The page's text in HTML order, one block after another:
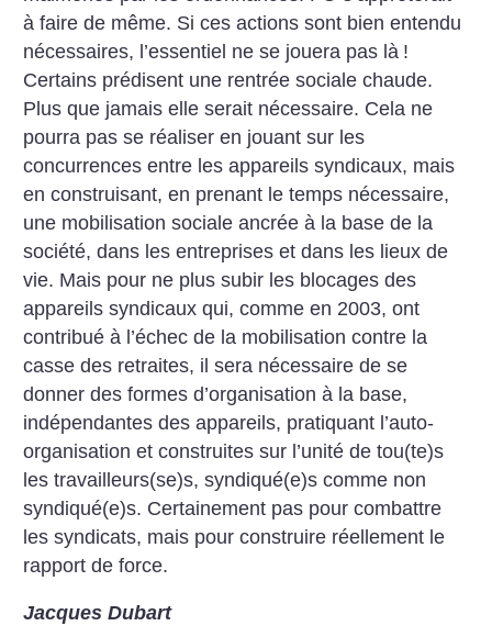
à faire de même. Si ces actions sont bien entendu
nécessaires, l’essentiel ne se jouera pas là !
Certains prédisent une rentrée sociale chaude.
Plus que jamais elle serait nécessaire. Cela ne
pourra pas se réaliser en jouant sur les
concurrences entre les appareils syndicaux, mais
en construisant, en prenant le temps nécessaire,
une mobilisation sociale ancrée à la base de la
société, dans les entreprises et dans les lieux de
vie. Mais pour ne plus subir les blocages des
appareils syndicaux qui, comme en 2003, ont
contribué à l’échec de la mobilisation contre la
casse des retraites, il sera nécessaire de se
donner des formes d’organisation à la base,
indépendantes des appareils, pratiquant l’auto-
organisation et construites sur l’unité de tou(te)s
les travailleurs(se)s, syndiqué(e)s comme non
syndiqué(e)s. Certainement pas pour combattre
les syndicats, mais pour construire réellement le
rapport de force.
Jacques Dubart